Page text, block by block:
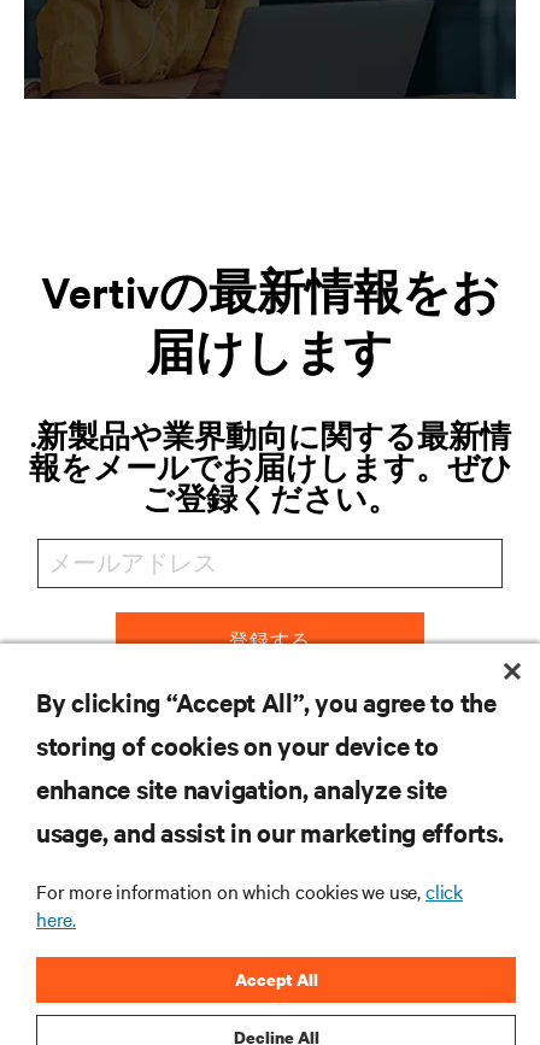
Vertivの最新情報をお
届けします
.新製品や業界動向に関する最新情
報をメールでお届けします。ぜひ
ご登録ください。
登録する
リソース
サポート
企業
By clicking “Accept All”, you agree to the
storing of cookies on your device to
enhance site navigation, analyze site
usage, and assist in our marketing efforts.
For more information on which cookies we use,click
here.
Decline All
Accept All